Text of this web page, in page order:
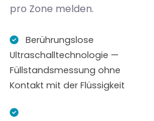
pro Zone melden.
Berührungslose
Ultraschalltechnologie —
Füllstandsmessung ohne
Kontakt mit der Flüssigkeit